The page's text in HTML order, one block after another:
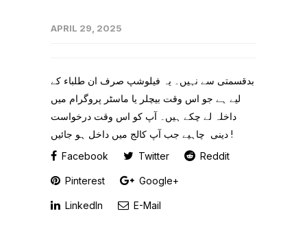
APRIL 29, 2025
بدقسمتی سے نہیں۔ یہ فیلوشپ صرف ان طلباء کے
لیے ہے جو اس وقت بیچلر یا ماسٹر پروگرام میں
داخلہ لے چکے ہیں۔ آپ کو اس وقت درخواست
دینی چاہیے جب آپ کالج میں داخل ہو جائیں !
Facebook
Twitter Reddit
Pinterest Google+
LinkedIn E-Mail